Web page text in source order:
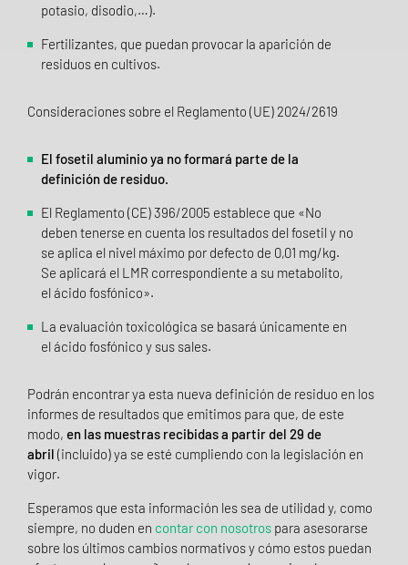
potasio, disodio,…).
Fertilizantes, que puedan provocar la aparición de
residuos en cultivos.
Consideraciones sobre el Reglamento (UE) 2024/2619
El fosetil aluminio ya no formará parte de la
definición de residuo.
El Reglamento (CE) 396/2005 establece que «No
deben tenerse en cuenta los resultados del fosetil y no
se aplica el nivel máximo por defecto de 0,01 mg/kg.
Se aplicará el LMR correspondiente a su metabolito,
el ácido fosfónico».
La evaluación toxicológica se basará únicamente en
el ácido fosfónico y sus sales.
Podrán encontrar ya esta nueva definición de residuo en los
informes de resultados que emitimos para que, de este
modo, en las muestras recibidas a partir del 29 de
abril (incluido) ya se esté cumpliendo con la legislación en
vigor.
Esperamos que esta información les sea de utilidad y, como
siempre, no duden en contar con nosotros para asesorarse
sobre los últimos cambios normativos y cómo estos puedan